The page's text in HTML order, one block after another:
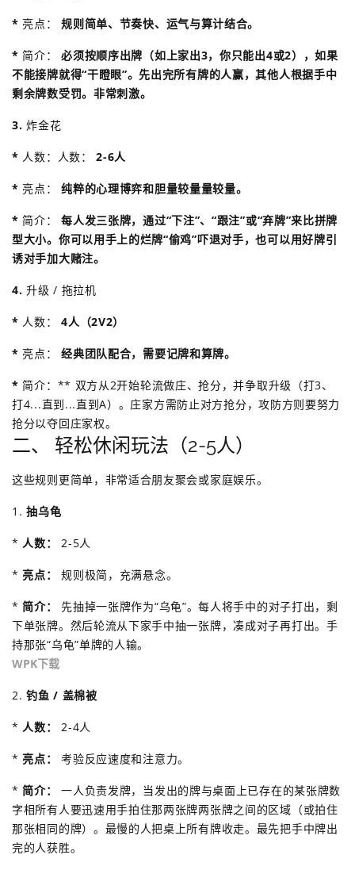
*亮点： 规则简单、节奏快、运气与算计结合。
*简介：
必须按顺序出牌（如上家出3，你只能出4或2），如果
不能接牌就得“干瞪眼”。先出完所有牌的人赢，其他人根据手中
剩余牌数受罚。非常刺激。
3.炸金花
* 人数：人数： 2-6人
*亮点： 纯粹的心理博弈和胆量较量量较量。
*简介：
每人发三张牌，通过“下注”、“跟注”或“弃牌”来比拼牌
型大小。你可以用手上的烂牌“偷鸡”吓退对手，也可以用好牌引
诱对手加大赌注。
4.升级 / 拖拉机
* 人数： 4人（2V2）
*亮点： 经典团队配合，需要记牌和算牌。
*简介：** 双方从2开始轮流做庄、抢分，并争取升级（打3、
打4...直到...直到A）。庄家方需防止对方抢分，攻防方则要努力
抢分以夺回庄家权。
二、 轻松休闲玩法（2-5人）
这些规则更简单，非常适合朋友聚会或家庭娱乐。
1.抽乌龟
* 人数： 2-5人
*亮点： 规则极简，充满悬念。
*简介：
先抽掉一张牌作为“乌龟”。每人将手中的对子打出，剩
下单张牌。然后轮流从下家手中抽一张牌，凑成对子再打出。手
持那张“乌龟”单牌的人输。
WPK下载
2.钓鱼 / 盖棉被
* 人数： 2-4人
*亮点： 考验反应速度和注意力。
*简介：
一人负责发牌，当发出的牌与桌面上已存在的某张牌数
字相所有人要迅速用手拍住那两张牌两张牌之间的区域（或拍住
那张相同的牌）。最慢的人把桌上所有牌收走。最先把手中牌出
完的人获胜。